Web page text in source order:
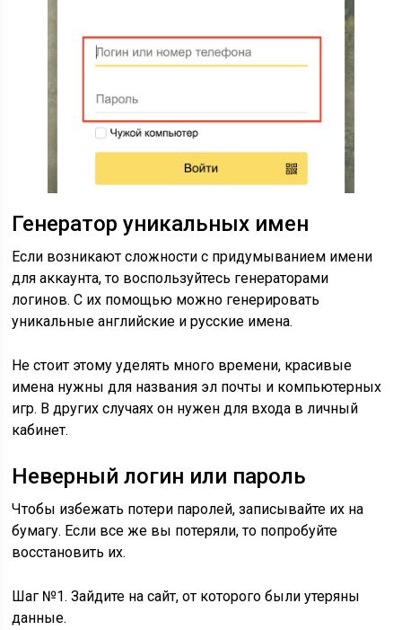
Генератор уникальных имен
Если возникают сложности с придумыванием имени
для аккаунта, то воспользуйтесь генераторами
логинов. С их помощью можно генерировать
уникальные английские и русские имена.
Не стоит этому уделять много времени, красивые
имена нужны для названия эл почты и компьютерных
игр. В других случаях он нужен для входа в личный
кабинет.
Неверный логин или пароль
Чтобы избежать потери паролей, записывайте их на
бумагу. Если все же вы потеряли, то попробуйте
восстановить их.
Шаг №1. Зайдите на сайт, от которого были утеряны
данные.